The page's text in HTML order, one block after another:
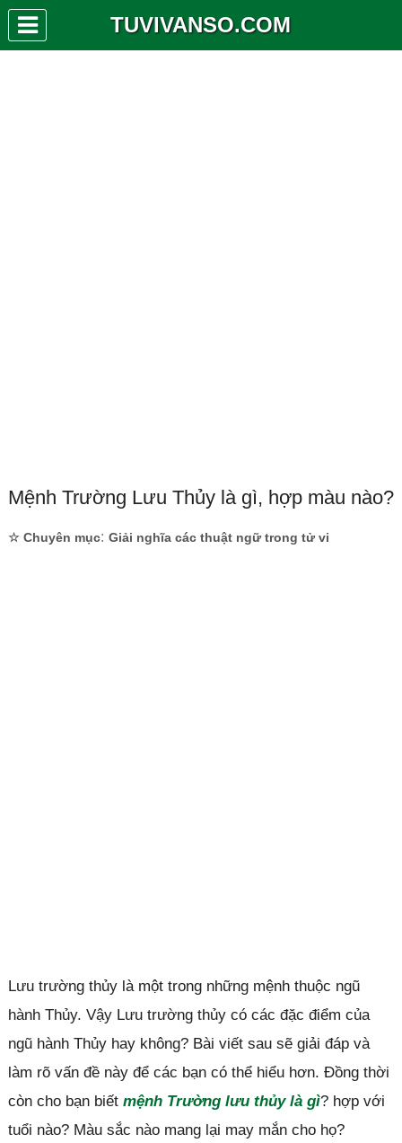
TUVIVANSO.COM
Mệnh Trường Lưu Thủy là gì, hợp màu nào?
☆ Chuyên mục: Giải nghĩa các thuật ngữ trong tử vi
Lưu trường thủy là một trong những mệnh thuộc ngũ
hành Thủy. Vậy Lưu trường thủy có các đặc điểm của
ngũ hành Thủy hay không? Bài viết sau sẽ giải đáp và
làm rõ vấn đề này để các bạn có thể hiểu hơn. Đồng thời
còn cho bạn biết mệnh Trường lưu thủy là gì? hợp với
tuổi nào? Màu sắc nào mang lại may mắn cho họ?